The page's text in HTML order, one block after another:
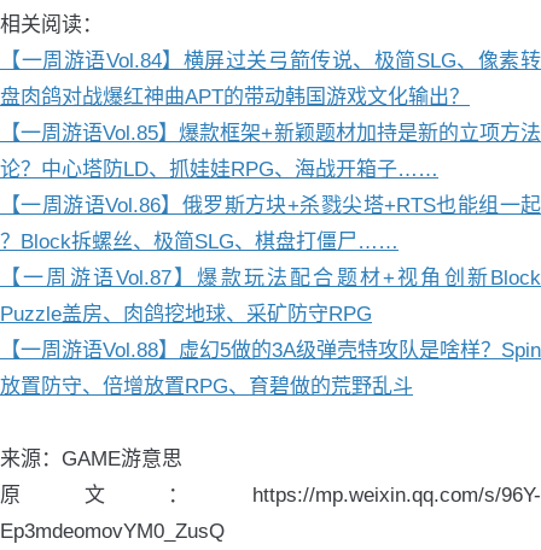
相关阅读：
【一周游语Vol.84】横屏过关弓箭传说、极简SLG、像素转
盘肉鸽对战爆红神曲APT的带动韩国游戏文化输出？
【一周游语Vol.85】爆款框架+新颖题材加持是新的立项方法
论？中心塔防LD、抓娃娃RPG、海战开箱子……
【一周游语Vol.86】俄罗斯方块+杀戮尖塔+RTS也能组一起
？Block拆螺丝、极简SLG、棋盘打僵尸……
【一周游语Vol.87】爆款玩法配合题材+视角创新Block
Puzzle盖房、肉鸽挖地球、采矿防守RPG
【一周游语Vol.88】虚幻5做的3A级弹壳特攻队是啥样？Spin
放置防守、倍增放置RPG、育碧做的荒野乱斗
来源：GAME游意思
原文：https://mp.weixin.qq.com/s/96Y-
Ep3mdeomovYM0_ZusQ